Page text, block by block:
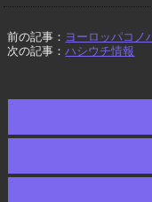
前の記事： ヨーロッパコノ
次の記事：ハシウチ情報